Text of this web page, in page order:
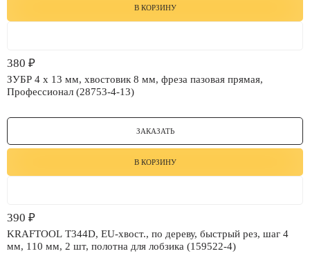
В КОРЗИНУ
380 ₽
ЗУБР 4 x 13 мм, хвостовик 8 мм, фреза пазовая прямая,
Профессионал (28753-4-13)
ЗАКАЗАТЬ
В КОРЗИНУ
390 ₽
KRAFTOOL T344D, EU-хвост., по дереву, быстрый рез, шаг 4
мм, 110 мм, 2 шт, полотна для лобзика (159522-4)